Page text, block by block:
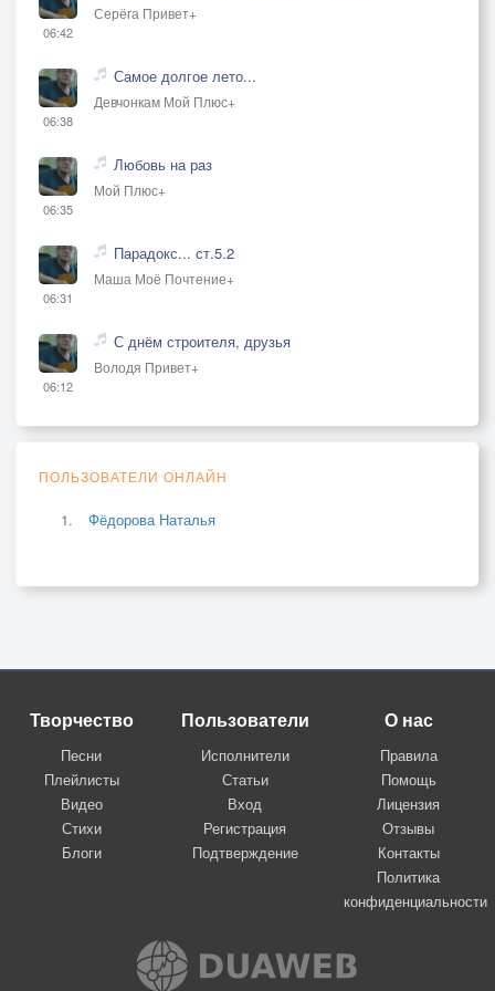
06:42
Серёга Привет+
06:38
Самое долгое лето...
Девчонкам Мой Плюс+
06:35
Любовь на раз
Мой Плюс+
06:31
Парадокс... ст.5.2
Маша Моё Почтение+
06:12
С днём строителя, друзья
Володя Привет+
ПОЛЬЗОВАТЕЛИ ОНЛАЙН
Фёдорова Наталья
Творчество
Песни
Плейлисты
Видео
Стихи
Блоги
Пользователи
Исполнители
Статьи
Вход
Регистрация
Подтверждение
О нас
Правила
Помощь
Лицензия
Отзывы
Контакты
Политика
конфиденциальности